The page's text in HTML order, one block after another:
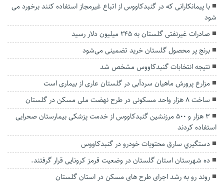
با پیمانکارانی که در گنبدکاووس از اتباع غیرمجاز استفاده کنند برخورد می
شود
صادرات غیرنفتی گلستان به ۲۴۵ میلیون دلار رسید
برنج پر محصول گلستان خرید تضمینی می‌شود
نتیجه انتخابات گنبدکاووس مشخص شد
مزارع پرورش ماهیان سردآبی در گلستان عاری از بیماری است
ساخت ۸ هزار واحد مسکونی در طرح نهضت ملی مسکن در گلستان
۳ هزار و ۵۰۰ مرزنشین گنبدکاووس از خدمت پزشکی بیمارستان صحرایی
استفاده کردند
دستگيري سارق محتويات خودرو در گنبدكاووس
ده شهرستان استان گلستان در وضعیت قرمز کرونایی قرار گرفتند.
روند رو به رشد اجرای طرح های مسکن در استان گلستان